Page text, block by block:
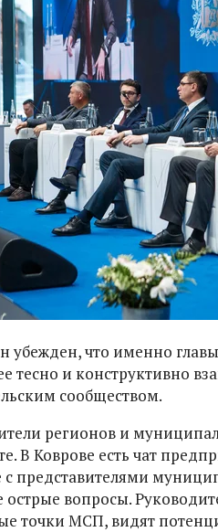
убежден, что именно
тесно и конструктивно
сообществом.
регионов и
В Коврове есть чат
с представителями
вопросы.
точки МСП, видят